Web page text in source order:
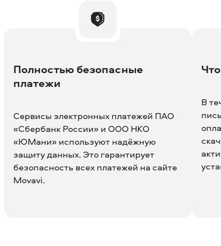
Полностью безопасные
платежи
Сервисы электронных платежей ПАО
«Сбербанк России» и ООО НКО
«ЮМани» используют надёжную
защиту данных. Это гарантирует
безопасность всех платежей на сайте
Movavi.
В